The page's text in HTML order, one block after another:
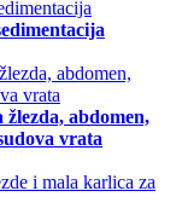
abdomen,
vrata